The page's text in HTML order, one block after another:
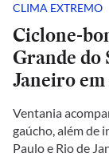
CLIMA EXTREMO
Ciclone-
Grande do
Janeiro
Ventania
gaúcho, além de
Paulo e Rio de